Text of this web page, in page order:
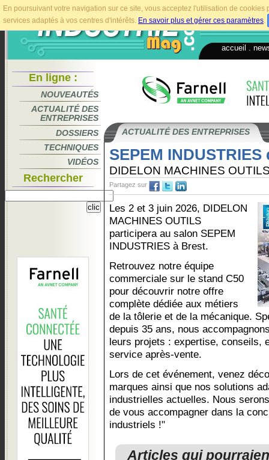
En poursuivant votre navigation sur ce site, vous acceptez l'utilisation de
services adaptés à vos centres d'intérêts. En savoir plus et gérer ces paramètres.
accueil
En ligne :
NOUVEAUTÉS
ACTUALITÉ DES
ENTREPRISES
DOSSIERS
TECHNIQUES
VIDÉOS
Rechercher
ACTUALITÉ DES ENTREPRISES
SEPEM INDUSTRIES
DIDELON MACHINES
Partagez sur
Les 2 et 3 juin 2026, DIDELON
MACHINES OUTILS
participera au salon SEPEM
INDUSTRIES à Brest.
Retrouvez notre équipe
commerciale sur le stand C50
pour découvrir notre offre
complète dédiée aux métiers
de la tôlerie et de la mécanique.
depuis 35 ans, nous
leurs projets : expertise, conseils,
service après-vente.
Lors de cet événement, venez
marques ainsi que nos solutions
industrielles actuelles. Nous
de vous accompagner dans la
industriels !"
Articles qui